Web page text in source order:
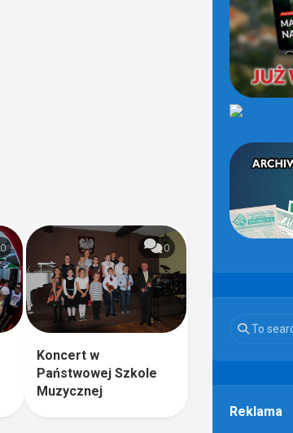
0 0
Koncert w
Państwowej Szkole
Muzycznej
Reklama